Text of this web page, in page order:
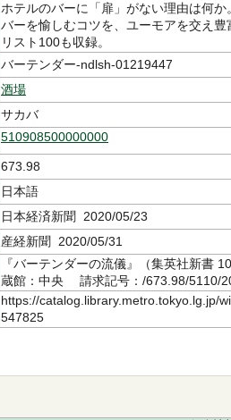
ホテルのバーに「扉」がない理由は何
バーを愉しむコツを、ユーモアを交え
リスト100も収録。
バーテンダー-ndlsh-01219447
酒場
サカバ
510908500000000
673.98
日本語
日本経済新聞 2020/05/23
産経新聞 2020/05/31
『バーテンダーの流儀』（集英社新
蔵館：中央 請求記号：/673.98/5110/
https://catalog.library.metro.tokyo.lg.jp/
547825